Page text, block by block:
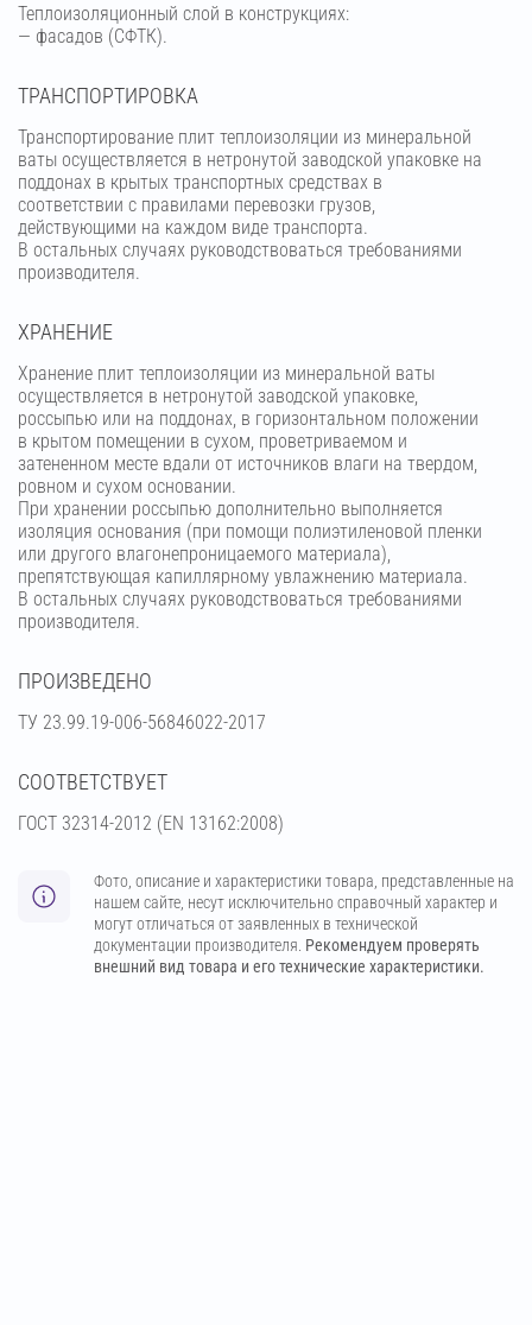
Теплоизоляционный слой в конструкциях:
— фасадов (СФТК).
ТРАНСПОРТИРОВКА
Транспортирование плит теплоизоляции из минеральной
ваты осуществляется в нетронутой заводской упаковке на
поддонах в крытых транспортных средствах в
соответствии с правилами перевозки грузов,
действующими на каждом виде транспорта.
В остальных случаях руководствоваться требованиями
производителя.
ХРАНЕНИЕ
Хранение плит теплоизоляции из минеральной ваты
осуществляется в нетронутой заводской упаковке,
россыпью или на поддонах, в горизонтальном положении
в крытом помещении в сухом, проветриваемом и
затененном месте вдали от источников влаги на твердом,
ровном и сухом основании.
При хранении россыпью дополнительно выполняется
изоляция основания (при помощи полиэтиленовой пленки
или другого влагонепроницаемого материала),
препятствующая капиллярному увлажнению материала.
В остальных случаях руководствоваться требованиями
производителя.
ПРОИЗВЕДЕНО
ТУ 23.99.19-006-56846022-2017
СООТВЕТСТВУЕТ
ГОСТ 32314-2012 (ЕN 13162:2008)
Фото, описание и характеристики товара, представленные на
нашем сайте, несут исключительно справочный характер и
могут отличаться от заявленных в технической
документации производителя. Рекомендуем проверять
внешний вид товара и его технические характеристики.